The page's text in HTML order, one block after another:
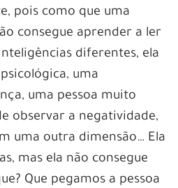
pois como que uma
consegue aprender a ler
diferentes, ela
uma
uma pessoa muito
observar a negatividade,
uma outra dimensão… Ela
mas ela não consegue
Que pegamos a pessoa